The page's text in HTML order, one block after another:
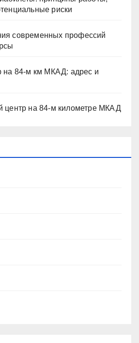
риски
современных профессий
на 84-м км МКАД: адрес и
центр на 84-м километре МКАД